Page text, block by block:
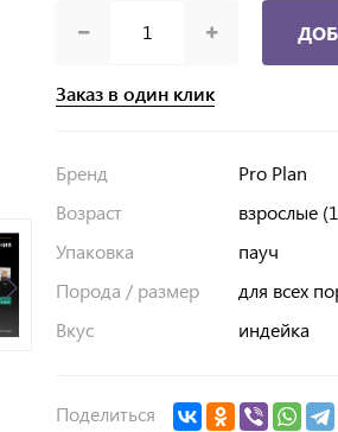
Заказ в один клик
Бренд
Pro Plan
Возраст
взрослые
Упаковка
пауч
Порода / размер
для всех
Вкус
индейка
Поделиться